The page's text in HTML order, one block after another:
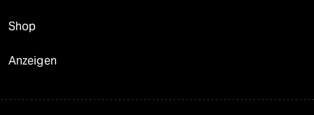
Shop
Anzeigen